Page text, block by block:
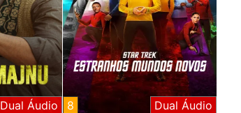
Dual Áudio 8
Dual Áudio